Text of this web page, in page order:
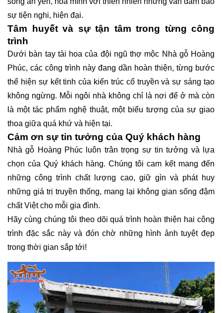
sự tiện nghi, hiện đại.
Tâm huyết và sự tận tâm trong từng công
trình
Dưới bàn tay tài hoa của đội ngũ thợ mộc Nhà gỗ Hoàng
Phúc, các công trình này đang dần hoàn thiện, từng bước
thể hiện sự kết tinh của kiến trúc cổ truyền và sự sáng tạo
không ngừng. Mỗi ngôi nhà không chỉ là nơi để ở mà còn
là một tác phẩm nghệ thuật, một biểu tượng của sự giao
thoa giữa quá khứ và hiện tại.
Cảm ơn sự tin tưởng của Quý khách hàng
Nhà gỗ Hoàng Phúc luôn trân trọng sự tin tưởng và lựa
chọn của Quý khách hàng. Chúng tôi cam kết mang đến
những công trình chất lượng cao, giữ gìn và phát huy
những giá trị truyền thống, mang lại không gian sống đậm
chất Việt cho mỗi gia đình.
Hãy cùng chúng tôi theo dõi quá trình hoàn thiện hai công
trình đặc sắc này và đón chờ những hình ảnh tuyệt đẹp
trong thời gian sắp tới!